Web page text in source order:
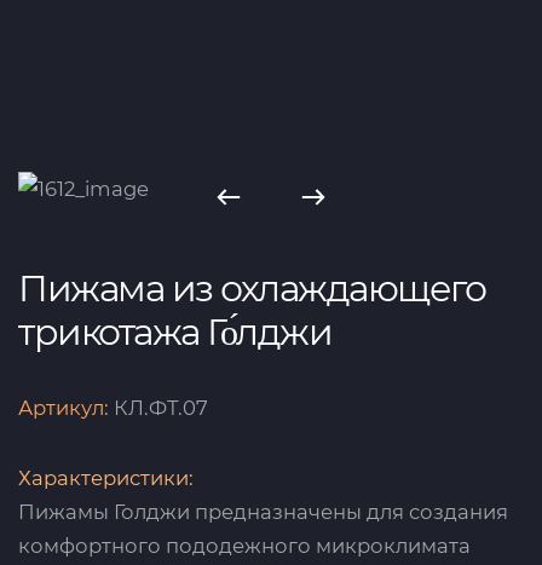
Пижама из охлаждающего
трикотажа Го́лджи
Артикул: КЛ.ФТ.07
Характеристики:
Пижамы Голджи предназначены для создания
комфортного пододежного микроклимата